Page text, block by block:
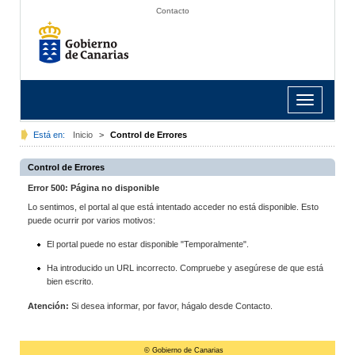
Contacto
Toggle
navigation
Está en: Inicio > Control de Errores
Control de Errores
Error 500: Página no disponible
Lo sentimos, el portal al que está intentado acceder no está disponible. Esto
puede ocurrir por varios motivos:
El portal puede no estar disponible "Temporalmente".
Ha introducido un URL incorrecto. Compruebe y asegúrese de que está
bien escrito.
Atención: Si desea informar, por favor, hágalo desde Contacto.
© Gobierno de Canarias